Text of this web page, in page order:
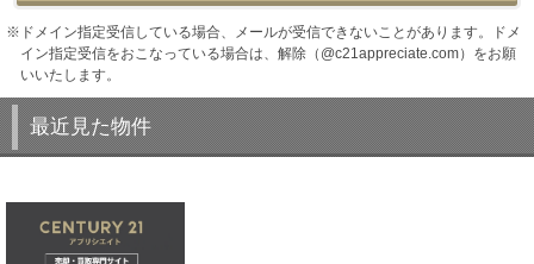
ドメイン指定受信している場合、メールが受信できないことがあります。ドメ
イン指定受信をおこなっている場合は、解除（@c21appreciate.com）をお願
いいたします。
最近見た物件